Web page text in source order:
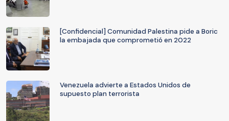
[Confidencial] Comunidad Palestina pide a Boric
la embajada que comprometió en 2022
Venezuela advierte a Estados Unidos de
supuesto plan terrorista